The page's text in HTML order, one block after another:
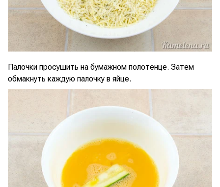
Палочки просушить на бумажном полотенце. Затем
обмакнуть каждую палочку в яйце.